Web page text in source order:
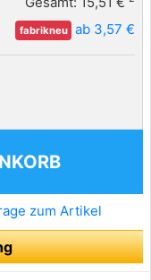
fabrikneu ab 3,57 €
zum Artikel